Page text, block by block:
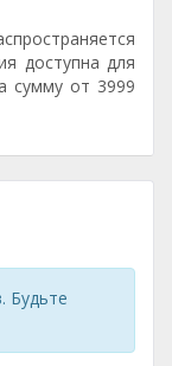
доступна для
сумму от 3999
Будьте